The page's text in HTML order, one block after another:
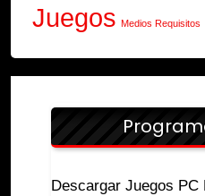
Juegos Medios Requisitos
Descargar Juegos PC